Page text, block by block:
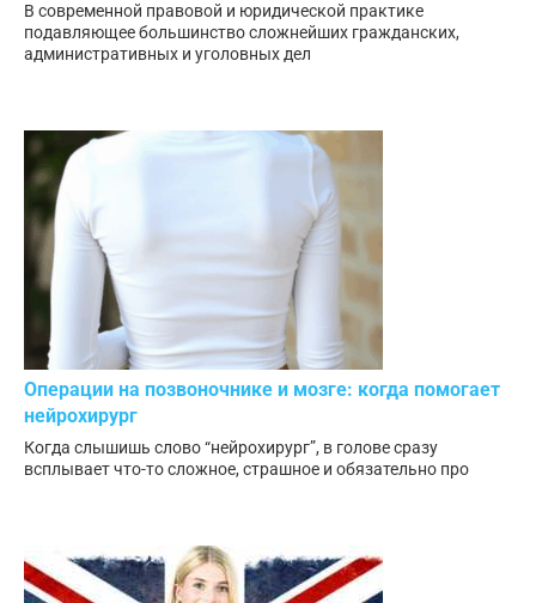
В современной правовой и юридической практике
подавляющее большинство сложнейших гражданских,
административных и уголовных дел
Операции на позвоночнике и мозге: когда помогает
нейрохирург
Когда слышишь слово “нейрохирург”, в голове сразу
всплывает что-то сложное, страшное и обязательно про